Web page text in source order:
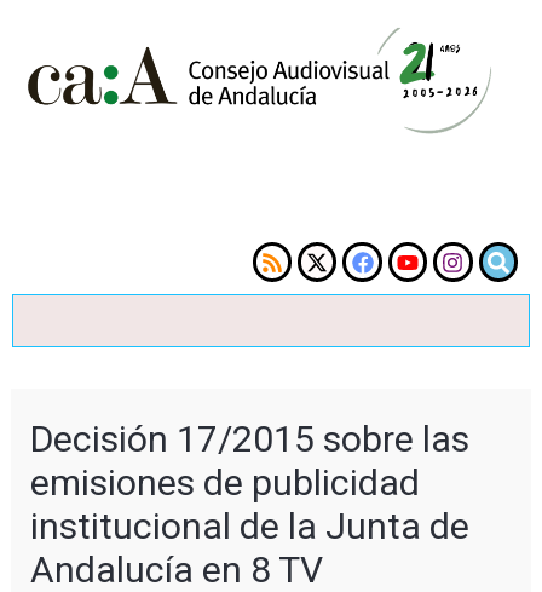
Decisión 17/2015 sobre las
emisiones de publicidad
institucional de la Junta de
Andalucía en 8 TV